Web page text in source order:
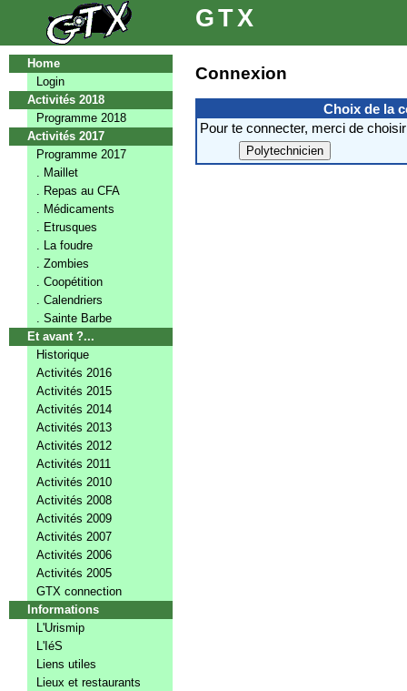
GTX
Home
Login
Activités 2018
Programme 2018
Activités 2017
Programme 2017
. Maillet
. Repas au CFA
. Médicaments
. Etrusques
. La foudre
. Zombies
. Coopétition
. Calendriers
. Sainte Barbe
Et avant ?...
Historique
Activités 2016
Activités 2015
Activités 2014
Activités 2013
Activités 2012
Activités 2011
Activités 2010
Activités 2008
Activités 2009
Activités 2007
Activités 2006
Activités 2005
GTX connection
Informations
L'Urismip
L'IéS
Liens utiles
Lieux et restaurants
Connexion
Choix de la
Pour te connecter, merci de